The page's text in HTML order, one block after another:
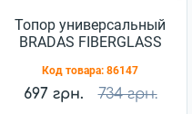
Топор универсальный
BRADAS FIBERGLASS
Код товара: 86147
697 грн. 734 грн.